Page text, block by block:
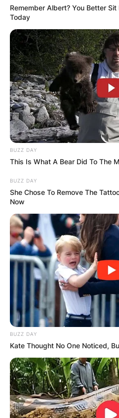
Remember Albert? You Better
Today
BUZZ DAY
This Is What A Bear Did To The
BUZZ DAY
She Chose To Remove The
Now
BUZZ DAY
Kate Thought No One Noticed,